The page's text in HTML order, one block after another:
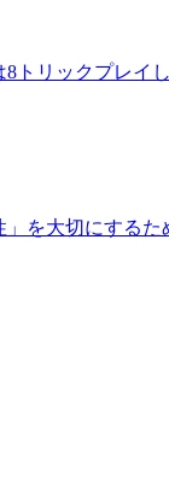
トリックプレイ
を大切にする